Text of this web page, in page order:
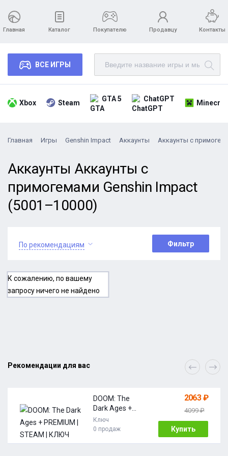
Главная Каталог Покупателю Продавцу Контакты
ВСЕ ИГРЫ
Xbox Steam GTA 5 ChatGPT
Главная Игры Genshin Impact Аккаунты Аккаунты с
Аккаунты Аккаунты с
примогемами Genshin Impact
(5001–10000)
По рекомендациям Фильтр
К сожалению, по вашему
запросу ничего не найдено
Рекомендации для вас
DOOM: The
Dark Ages +
PREMIUM |
STEAM | КЛЮЧ
Ключ
0 продаж
2063 ₽
4099 ₽
Купить